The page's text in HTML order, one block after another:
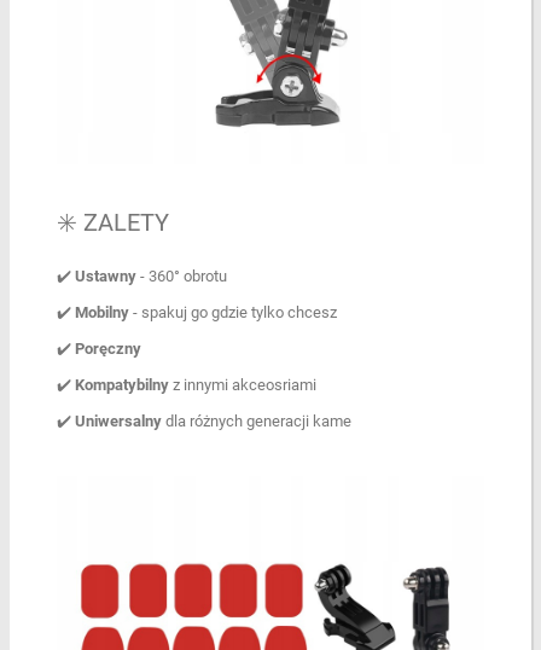
✳️ ZALETY
✔️ Ustawny - 360° obrotu
✔️ Mobilny - spakuj go gdzie tylko chcesz
✔️ Poręczny
✔️ Kompatybilny z innymi akceosriami
✔️ Uniwersalny dla różnych generacji kame